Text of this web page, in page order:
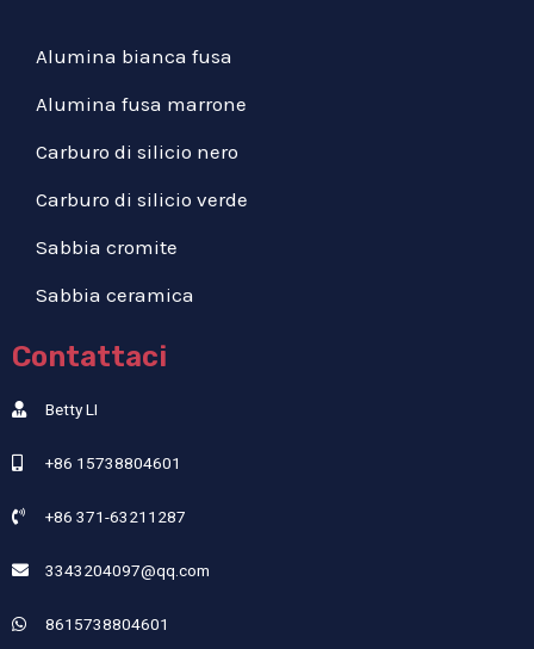
Alumina bianca fusa
Alumina fusa marrone
Carburo di silicio nero
Carburo di silicio verde
Sabbia cromite
Sabbia ceramica
Contattaci
Betty LI
+86 15738804601
+86 371-63211287
3343204097@qq.com
8615738804601